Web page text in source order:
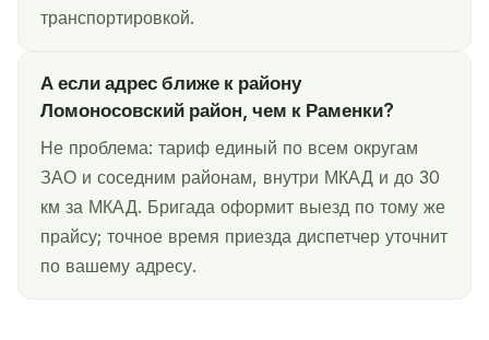
транспортировкой.
А если адрес ближе к району
Ломоносовский район, чем к Раменки?
Не проблема: тариф единый по всем округам
ЗАО и соседним районам, внутри МКАД и до 30
км за МКАД. Бригада оформит выезд по тому же
прайсу; точное время приезда диспетчер уточнит
по вашему адресу.